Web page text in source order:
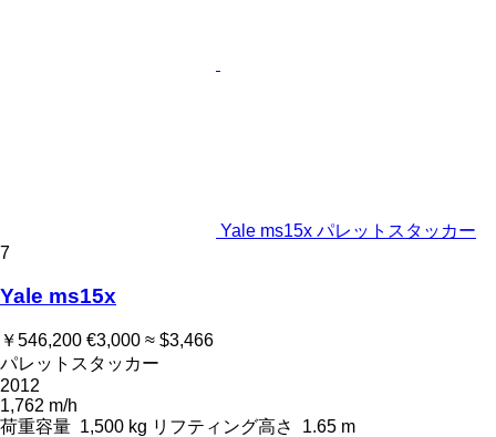
Yale ms15x パレットスタッカー
7
Yale ms15x
￥546,200 €3,000 ≈ $3,466
パレットスタッカー
2012
1,762 m/h
荷重容量 1,500 kg リフティング高さ
1.65 m